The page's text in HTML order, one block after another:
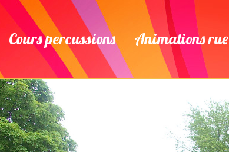
Cours percussions Animations rue